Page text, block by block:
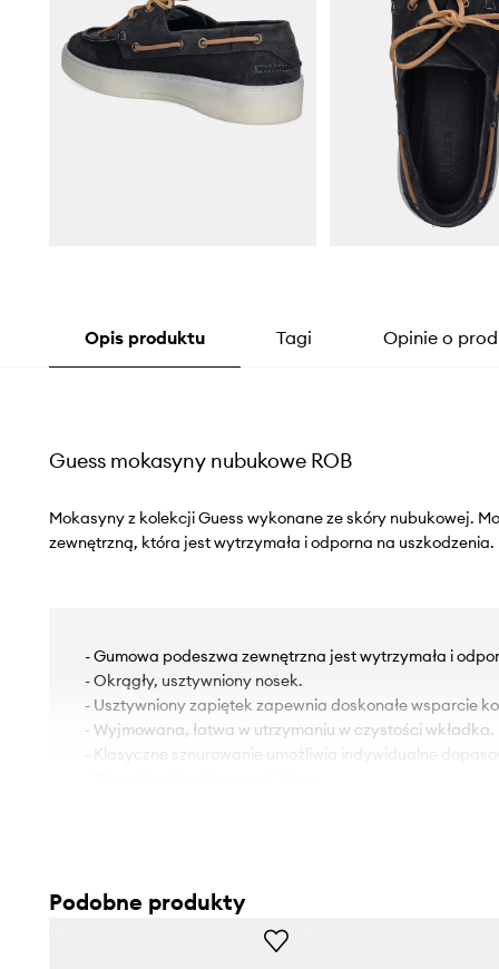
Opis produktu Tagi Opinie o
Guess mokasyny nubukowe ROB
Mokasyny z kolekcji Guess wykonane ze skóry nubukowej.
zewnętrzną, która jest wytrzymała i odporna na uszkodzenia.
- Gumowa podeszwa zewnętrzna jest wytrzymała i
- Okrągły, usztywniony nosek.
- Usztywniony zapiętek zapewnia doskonałe wsparcie
- Wyjmowana, łatwa w utrzymaniu w czystości wkładka.
- Klasyczne sznurowanie umożliwia indywidualne
Podobne produkty